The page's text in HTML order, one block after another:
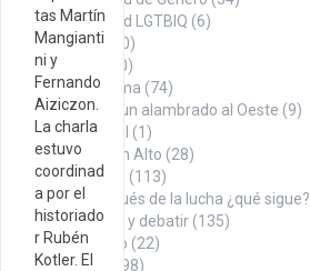
tas Martín
Mangianti
ni y
Fernando
Aiziczon.
La charla
estuvo
coordinad
a por el
historiado
r Rubén
Kotler. El
Igualdad LGTBIQ (6)
Noticias(100)
Opinión
(260)
Con firma (74)
Desde un alambrado al Oeste (9)
Editorial
(1)
Puño en Alto (28)
Tábano
(113)
Y después de la lucha ¿qué sigue?
Para pensar y debatir (135)
Sindicalismo (22)
Territorio
(498)